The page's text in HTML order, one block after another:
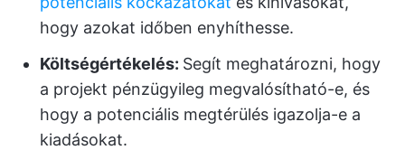
hogy azokat időben enyhíthesse.
Költségértékelés: Segít meghatározni, hogy
a projekt pénzügyileg megvalósítható-e, és
hogy a potenciális megtérülés igazolja-e a
kiadásokat.